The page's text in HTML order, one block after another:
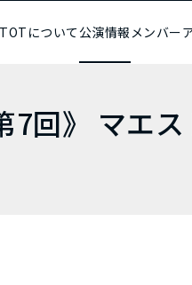
TOTについて 公演情報メンバー
回》 マエ